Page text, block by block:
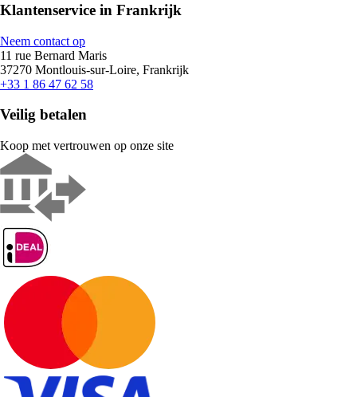
Klantenservice in Frankrijk
Neem contact op
11 rue Bernard Maris
37270 Montlouis-sur-Loire, Frankrijk
+33 1 86 47 62 58
Veilig betalen
Koop met vertrouwen op onze site